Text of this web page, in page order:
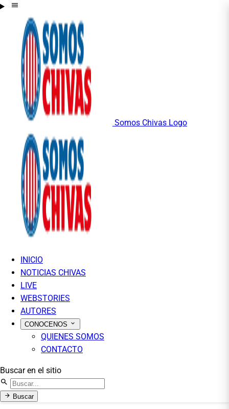
Somos Chivas Logo
INICIO
NOTICIAS CHIVAS
LIVE
WEBSTORIES
AUTORES
CONOCENOS
QUIENES SOMOS
CONTACTO
Buscar en el sitio
Buscar